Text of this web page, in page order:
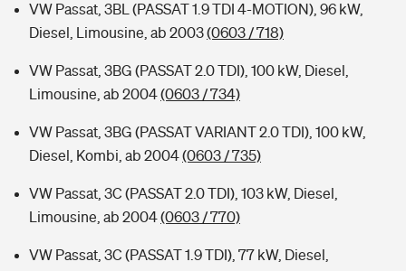
VW Passat, 3BL (PASSAT 1.9 TDI 4-MOTION), 96 kW,
Diesel, Limousine, ab 2003(0603 / 718)
VW Passat, 3BG (PASSAT 2.0 TDI), 100 kW, Diesel,
Limousine, ab 2004(0603 / 734)
VW Passat, 3BG (PASSAT VARIANT 2.0 TDI), 100 kW,
Diesel, Kombi, ab 2004(0603 / 735)
VW Passat, 3C (PASSAT 2.0 TDI), 103 kW, Diesel,
Limousine, ab 2004(0603 / 770)
VW Passat, 3C (PASSAT 1.9 TDI), 77 kW, Diesel,